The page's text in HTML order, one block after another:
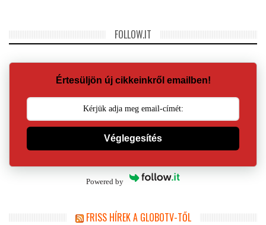
FOLLOW.IT
Értesüljön új cikkeinkről emailben!
Véglegesítés
Powered by
FRISS HÍREK A GLOBOTV-TŐL